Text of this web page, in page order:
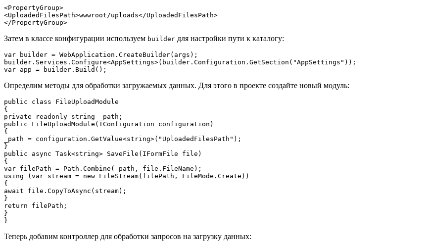
<PropertyGroup>
<UploadedFilesPath>wwwroot/uploads</UploadedFilesPath>
Затем в классе конфигурации используем builder для настройки пути к каталогу:
var builder = WebApplication.CreateBuilder(args);
builder.Services.Configure<AppSettings>(builder.Configuration.GetSection("AppSettings"));
Определим методы для обработки загружаемых данных. Для этого в проекте создайте новый модуль:
public class FileUploadModule
{
private readonly string _path;
public FileUploadModule(IConfiguration configuration)
{
_path = configuration.GetValue<string>("UploadedFilesPath");
}
public async Task<string> SaveFile(IFormFile file)
{
var filePath = Path.Combine(_path, file.FileName);
using (var stream = new FileStream(filePath, FileMode.Create))
{
await file.CopyToAsync(stream);
}
return filePath;
}
Теперь добавим контроллер для обработки запросов на загрузку данных: